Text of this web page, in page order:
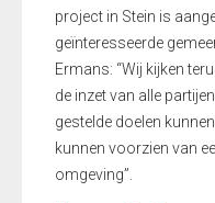
project in Stein is
geïnteresseerde
Ermans: “Wij kijken
de inzet van alle
gestelde doelen
kunnen voorzien van
omgeving”.